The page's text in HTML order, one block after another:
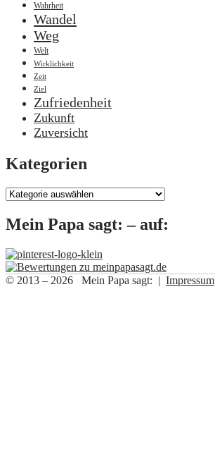
Wahrheit
Wandel
Weg
Welt
Wirklichkeit
Zeit
Ziel
Zufriedenheit
Zukunft
Zuversicht
Kategorien
Kategorien
Mein Papa sagt: – auf:
© 2013 – 2026 Mein Papa sagt: | Impressum